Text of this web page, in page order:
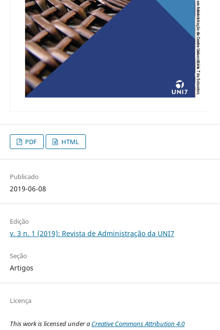
PDF HTML
Publicado
2019-06-08
Edição
v. 3 n. 1 (2019): Revista de Administração da UNI7
Seção
Artigos
Licença
This work is licensed under a Creative Commons Attribution 4.0